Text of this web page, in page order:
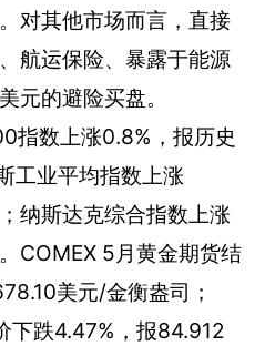
对其他市场而言，直接
航运保险、暴露于能源
元的避险买盘。
指数上涨0.8%，报历史
工业平均指数上涨
纳斯达克综合指数上涨
COMEX 5月黄金期货结
美元/金衡盎司；
下跌4.47%，报84.912